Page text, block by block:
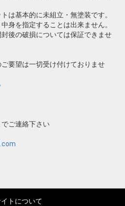
は基本的に未組立・無塗装です。
身を指定することは出来ません。
後の破損については保証できませ
要望は一切受け付けておりませ
ご連絡下さい
トについて